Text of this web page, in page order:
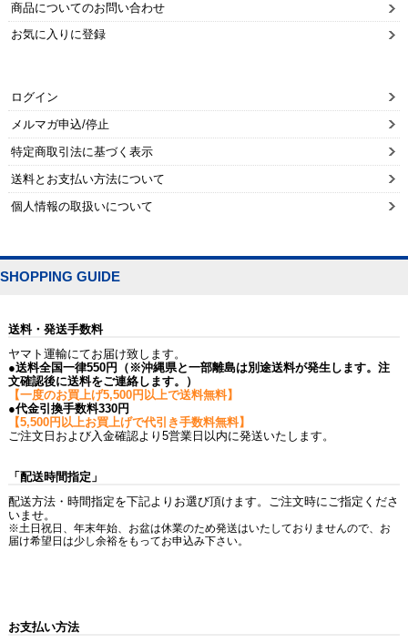
商品についてのお問い合わせ
お気に入りに登録
ログイン
メルマガ申込/停止
特定商取引法に基づく表示
送料とお支払い方法について
個人情報の取扱いについて
SHOPPING GUIDE
送料・発送手数料
ヤマト運輸にてお届け致します。
●送料全国一律550円（※沖縄県と一部離島は別途送料が発生します。注
文確認後に送料をご連絡します。）
【一度のお買上げ5,500円以上で送料無料】
●代金引換手数料330円
【5,500円以上お買上げで代引き手数料無料】
ご注文日および入金確認より5営業日以内に発送いたします。
「配送時間指定」
配送方法・時間指定を下記よりお選び頂けます。ご注文時にご指定くださ
いませ。
※土日祝日、年末年始、お盆は休業のため発送はいたしておりませんので、お
届け希望日は少し余裕をもってお申込み下さい。
お支払い方法